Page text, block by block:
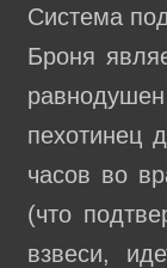
Система
Броня
пехотинец
часов во
(что
взвеси,